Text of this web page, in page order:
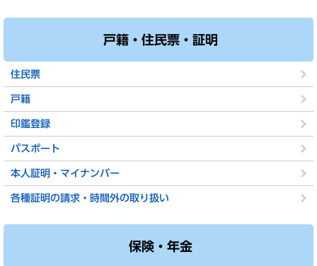
戸籍・住民票・証明
住民票
戸籍
印鑑登録
パスポート
本人証明・マイナンバー
各種証明の請求・時間外の取り扱い
保険・年金